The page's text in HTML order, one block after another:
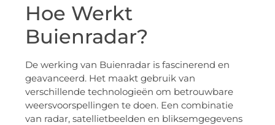
Hoe Werkt
Buienradar?
De werking van Buienradar is fascinerend en
geavanceerd. Het maakt gebruik van
verschillende technologieën om betrouwbare
weersvoorspellingen te doen. Een combinatie
van radar, satellietbeelden en bliksemgegevens